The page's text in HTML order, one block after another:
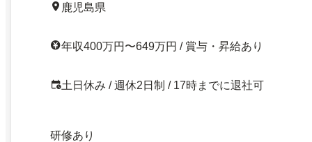
鹿児島県
年収400万円〜649万円 / 賞与・昇給あり
土日休み / 週休2日制 / 17時までに退社可
研修あり